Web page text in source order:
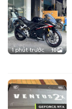
1 phút trước 10